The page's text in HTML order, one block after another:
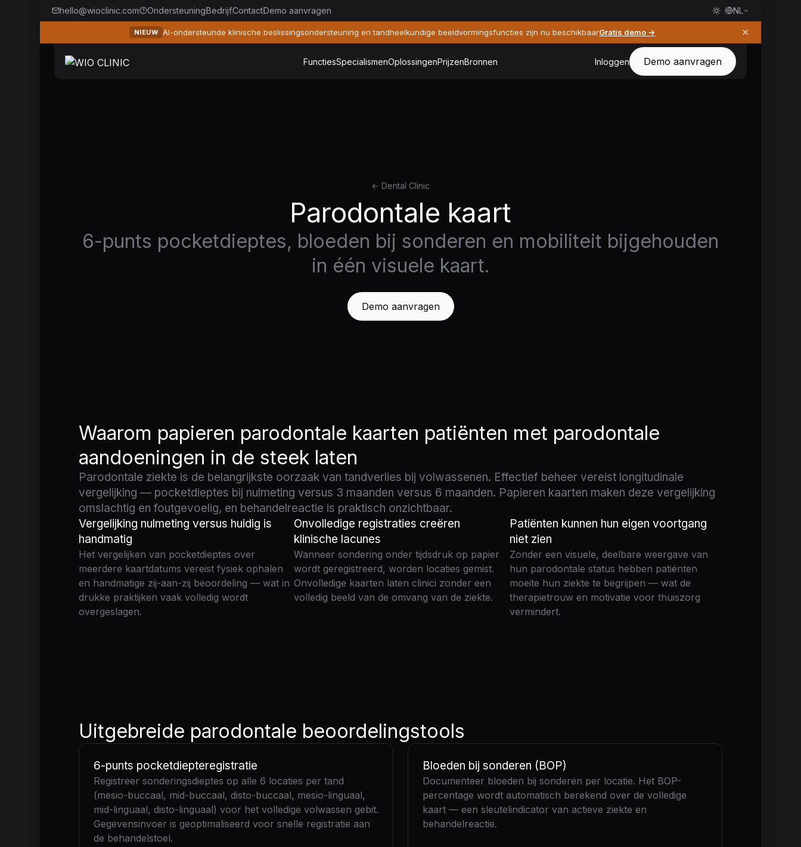
hello@wioclinic.com OndersteuningBedrijfContactDemo aanvragen NL
NIEUW AI-ondersteunde klinische beslissingsondersteuning en tandheelkundige beeldvormingsfuncties zijn nu beschikbaarGratis demo → ✕
FunctiesSpecialismenOplossingenPrijzenBronnen Inloggen Demo aanvragen
← Dental Clinic
Parodontale kaart
6-punts pocketdieptes, bloeden bij sonderen en mobiliteit bijgehouden
in één visuele kaart.
Demo aanvragen
Waarom papieren parodontale kaarten patiënten met parodontale
aandoeningen in de steek laten
Parodontale ziekte is de belangrijkste oorzaak van tandverlies bij volwassenen. Effectief beheer vereist longitudinale
vergelijking — pocketdieptes bij nulmeting versus 3 maanden versus 6 maanden. Papieren kaarten maken deze vergelijking
omslachtig en foutgevoelig, en behandelreactie is praktisch onzichtbaar.
Vergelijking nulmeting versus huidig is
handmatig
Het vergelijken van pocketdieptes over
meerdere kaartdatums vereist fysiek ophalen
en handmatige zij-aan-zij beoordeling — wat in
drukke praktijken vaak volledig wordt
overgeslagen.
Onvolledige registraties creëren
klinische lacunes
Wanneer sondering onder tijdsdruk op papier
wordt geregistreerd, worden locaties gemist.
Onvolledige kaarten laten clinici zonder een
volledig beeld van de omvang van de ziekte.
Patiënten kunnen hun eigen voortgang
niet zien
Zonder een visuele, deelbare weergave van
hun parodontale status hebben patiënten
moeite hun ziekte te begrijpen — wat de
therapietrouw en motivatie voor thuiszorg
vermindert.
Uitgebreide parodontale beoordelingstools
6-punts pocketdiepteregistratie
Registreer sonderingsdieptes op alle 6 locaties per tand
(mesio-buccaal, mid-buccaal, disto-buccaal, mesio-linguaal,
mid-linguaal, disto-linguaal) voor het volledige volwassen gebit.
Gegevensinvoer is geoptimaliseerd voor snelle registratie aan
de behandelstoel.
Bloeden bij sonderen (BOP)
Documenteer bloeden bij sonderen per locatie. Het BOP-
percentage wordt automatisch berekend over de volledige
kaart — een sleutelindicator van actieve ziekte en
behandelreactie.